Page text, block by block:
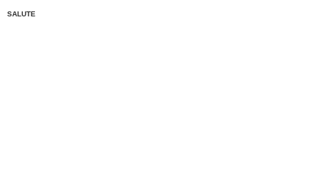
SALUTE